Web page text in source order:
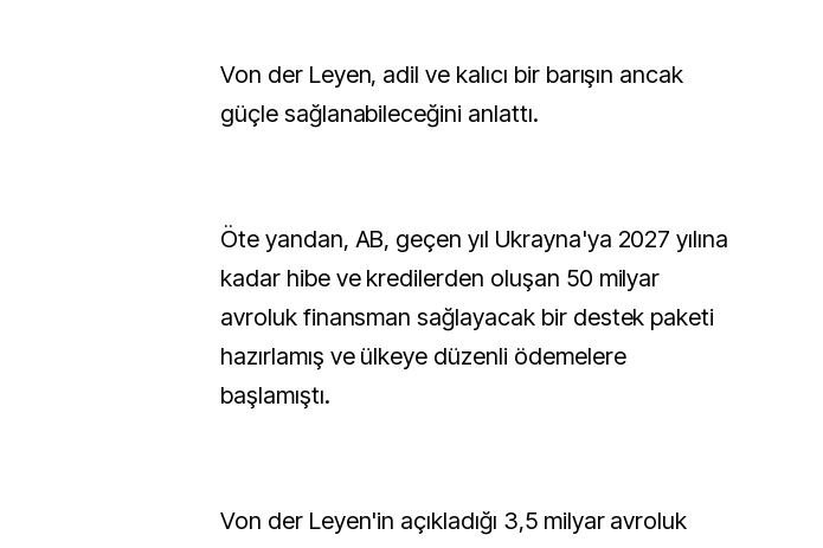
Von der Leyen, adil ve kalıcı bir barışın ancak
güçle sağlanabileceğini anlattı.
Öte yandan, AB, geçen yıl Ukrayna'ya 2027 yılına
kadar hibe ve kredilerden oluşan 50 milyar
avroluk finansman sağlayacak bir destek paketi
hazırlamış ve ülkeye düzenli ödemelere
başlamıştı.
Von der Leyen'in açıkladığı 3,5 milyar avroluk